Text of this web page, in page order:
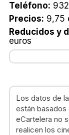
Teléfono:
Precios: 9,75
Reducidos y
euros
Los datos de
están
eCartelera no
realicen los